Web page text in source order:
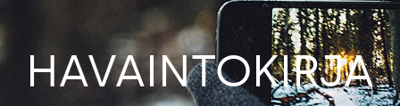
HAVAINTOKIRJA